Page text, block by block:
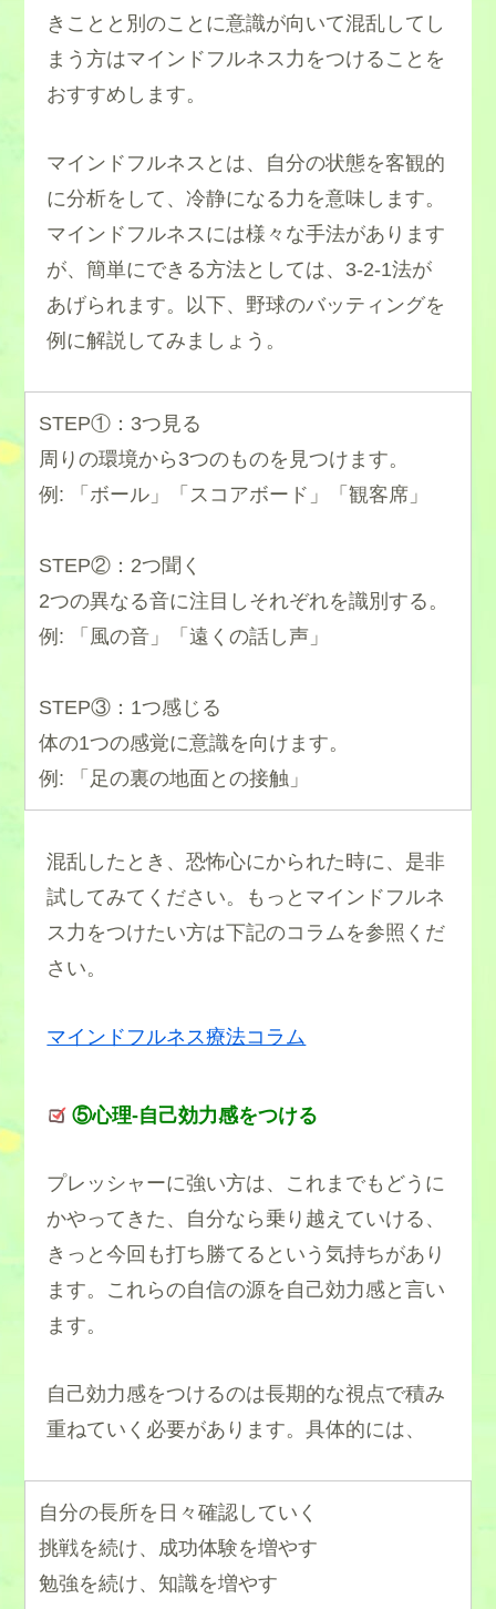
きことと別のことに意識が向いて混乱してし
まう方はマインドフルネス力をつけることを
おすすめします。
マインドフルネスとは、自分の状態を客観的
に分析をして、冷静になる力を意味します。
マインドフルネスには様々な手法があります
が、簡単にできる方法としては、3-2-1法が
あげられます。以下、野球のバッティングを
例に解説してみましょう。
STEP①：3つ見る
周りの環境から3つのものを見つけます。
例: 「ボール」「スコアボード」「観客席」
STEP②：2つ聞く
2つの異なる音に注目しそれぞれを識別する。
例: 「風の音」「遠くの話し声」
STEP③：1つ感じる
体の1つの感覚に意識を向けます。
例: 「足の裏の地面との接触」
混乱したとき、恐怖心にかられた時に、是非
試してみてください。もっとマインドフルネ
ス力をつけたい方は下記のコラムを参照くだ
さい。
マインドフルネス療法コラム
⑤心理-自己効力感をつける
プレッシャーに強い方は、これまでもどうに
かやってきた、自分なら乗り越えていける、
きっと今回も打ち勝てるという気持ちがあり
ます。これらの自信の源を自己効力感と言い
ます。
自己効力感をつけるのは長期的な視点で積み
重ねていく必要があります。具体的には、
自分の長所を日々確認していく
挑戦を続け、成功体験を増やす
勉強を続け、知識を増やす